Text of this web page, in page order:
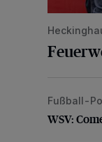
WSV:
Fußball-
WSV: